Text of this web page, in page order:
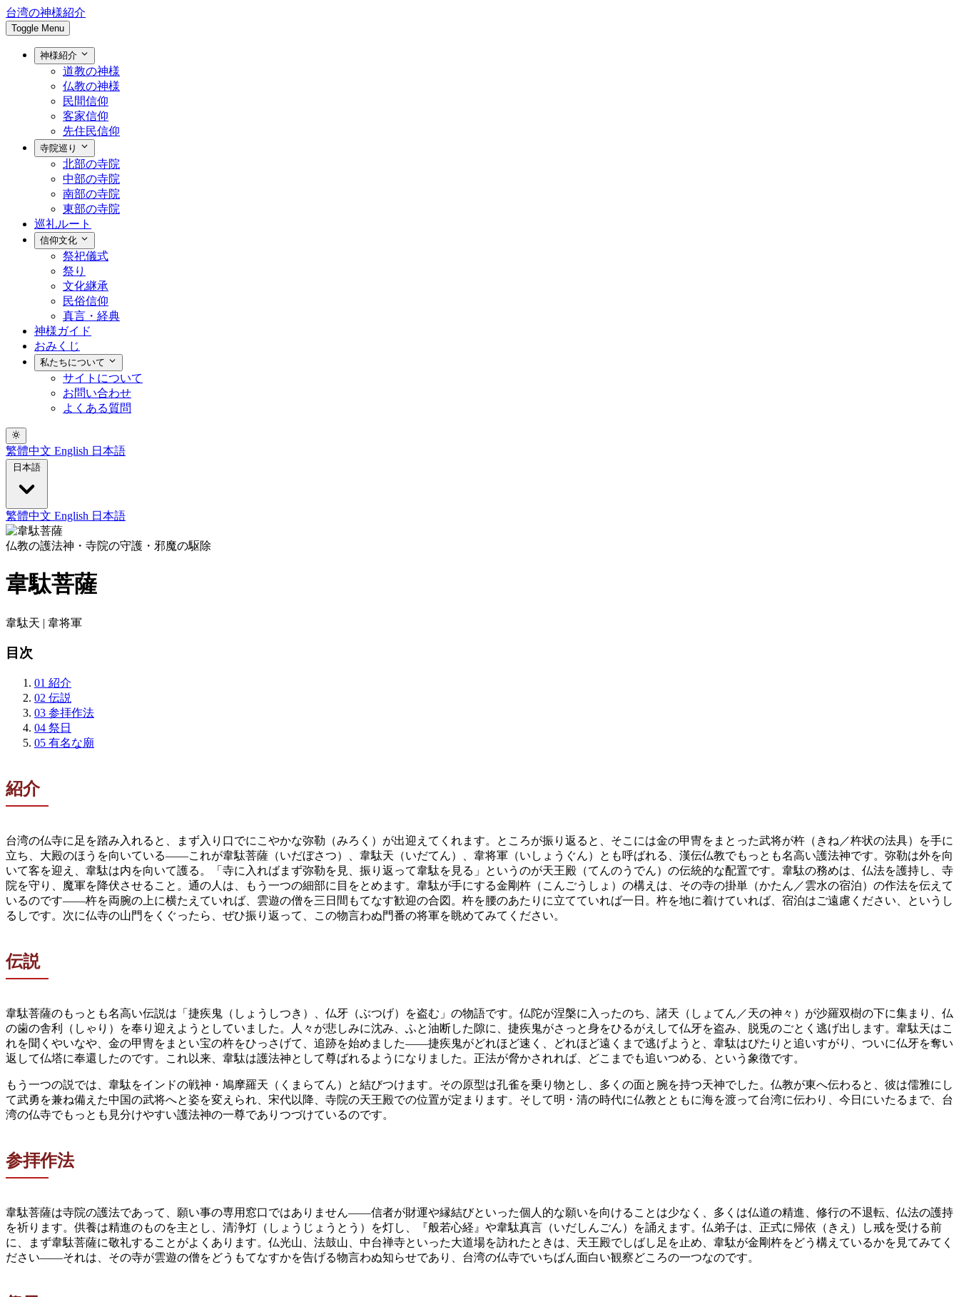
台湾の神様紹介
Toggle Menu
神様紹介
道教の神様
仏教の神様
民間信仰
客家信仰
先住民信仰
寺院巡り
北部の寺院
中部の寺院
南部の寺院
東部の寺院
巡礼ルート
信仰文化
祭祀儀式
祭り
文化継承
民俗信仰
真言・経典
神様ガイド
おみくじ
私たちについて
サイトについて
お問い合わせ
よくある質問
繁體中文 English 日本語
日本語
繁體中文 English 日本語
仏教の護法神・寺院の守護・邪魔の駆除
韋駄菩薩
韋駄天 | 韋将軍
目次
01 紹介
02 伝説
03 参拝作法
04 祭日
05 有名な廟
紹介
台湾の仏寺に足を踏み入れると、まず入り口でにこやかな弥勒（みろく）が出迎えてくれます。ところが振り返ると、そこには金の甲冑をまとった武将が杵（きね／杵状の法具）を手に
立ち、大殿のほうを向いている——これが韋駄菩薩（いだぼさつ）、韋駄天（いだてん）、韋将軍（いしょうぐん）とも呼ばれる、漢伝仏教でもっとも名高い護法神です。弥勒は外を向
いて客を迎え、韋駄は内を向いて護る。「寺に入ればまず弥勒を見、振り返って韋駄を見る」というのが天王殿（てんのうでん）の伝統的な配置です。韋駄の務めは、仏法を護持し、寺
院を守り、魔軍を降伏させること。通の人は、もう一つの細部に目をとめます。韋駄が手にする金剛杵（こんごうしょ）の構えは、その寺の掛単（かたん／雲水の宿泊）の作法を伝えて
いるのです——杵を両腕の上に横たえていれば、雲遊の僧を三日間もてなす歓迎の合図。杵を腰のあたりに立てていれば一日。杵を地に着けていれば、宿泊はご遠慮ください、というし
るしです。次に仏寺の山門をくぐったら、ぜひ振り返って、この物言わぬ門番の将軍を眺めてみてください。
伝説
韋駄菩薩のもっとも名高い伝説は「捷疾鬼（しょうしつき）、仏牙（ぶつげ）を盗む」の物語です。仏陀が涅槃に入ったのち、諸天（しょてん／天の神々）が沙羅双樹の下に集まり、仏
の歯の舎利（しゃり）を奉り迎えようとしていました。人々が悲しみに沈み、ふと油断した隙に、捷疾鬼がさっと身をひるがえして仏牙を盗み、脱兎のごとく逃げ出します。韋駄天はこ
れを聞くやいなや、金の甲冑をまとい宝の杵をひっさげて、追跡を始めました——捷疾鬼がどれほど速く、どれほど遠くまで逃げようと、韋駄はぴたりと追いすがり、ついに仏牙を奪い
返して仏塔に奉還したのです。これ以来、韋駄は護法神として尊ばれるようになりました。正法が脅かされれば、どこまでも追いつめる、という象徴です。
もう一つの説では、韋駄をインドの戦神・鳩摩羅天（くまらてん）と結びつけます。その原型は孔雀を乗り物とし、多くの面と腕を持つ天神でした。仏教が東へ伝わると、彼は儒雅にし
て武勇を兼ね備えた中国の武将へと姿を変えられ、宋代以降、寺院の天王殿での位置が定まります。そして明・清の時代に仏教とともに海を渡って台湾に伝わり、今日にいたるまで、台
湾の仏寺でもっとも見分けやすい護法神の一尊でありつづけているのです。
参拝作法
韋駄菩薩は寺院の護法であって、願い事の専用窓口ではありません——信者が財運や縁結びといった個人的な願いを向けることは少なく、多くは仏道の精進、修行の不退転、仏法の護持
を祈ります。供養は精進のものを主とし、清浄灯（しょうじょうとう）を灯し、『般若心経』や韋駄真言（いだしんごん）を誦えます。仏弟子は、正式に帰依（きえ）し戒を受ける前
に、まず韋駄菩薩に敬礼することがよくあります。仏光山、法鼓山、中台禅寺といった大道場を訪れたときは、天王殿でしばし足を止め、韋駄が金剛杵をどう構えているかを見てみてく
ださい——それは、その寺が雲遊の僧をどうもてなすかを告げる物言わぬ知らせであり、台湾の仏寺でいちばん面白い観察どころの一つなのです。